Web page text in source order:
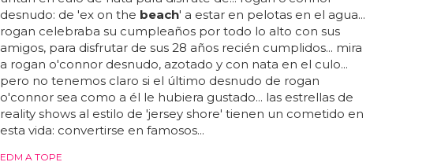
FAMOSOS DESNUDOS
Rogan O'Connor desnudo, azotado y con nata en el
culo